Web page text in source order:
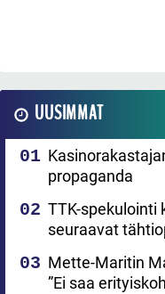
UUSIMMAT
propaganda
TTK-spekulointi
seuraavat
Mette-Maritin
”Ei saa